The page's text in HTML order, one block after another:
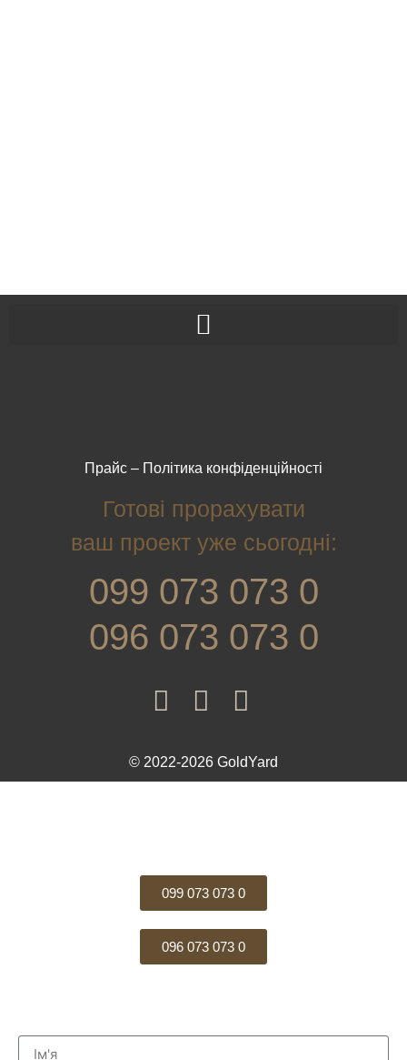
Прайс – Політика конфіденційності
Готові прорахувати
ваш проект уже сьогодні:
099 073 073 0
096 073 073 0
© 2022-2026 GoldYard
099 073 073 0
096 073 073 0